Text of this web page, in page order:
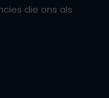
die ons als